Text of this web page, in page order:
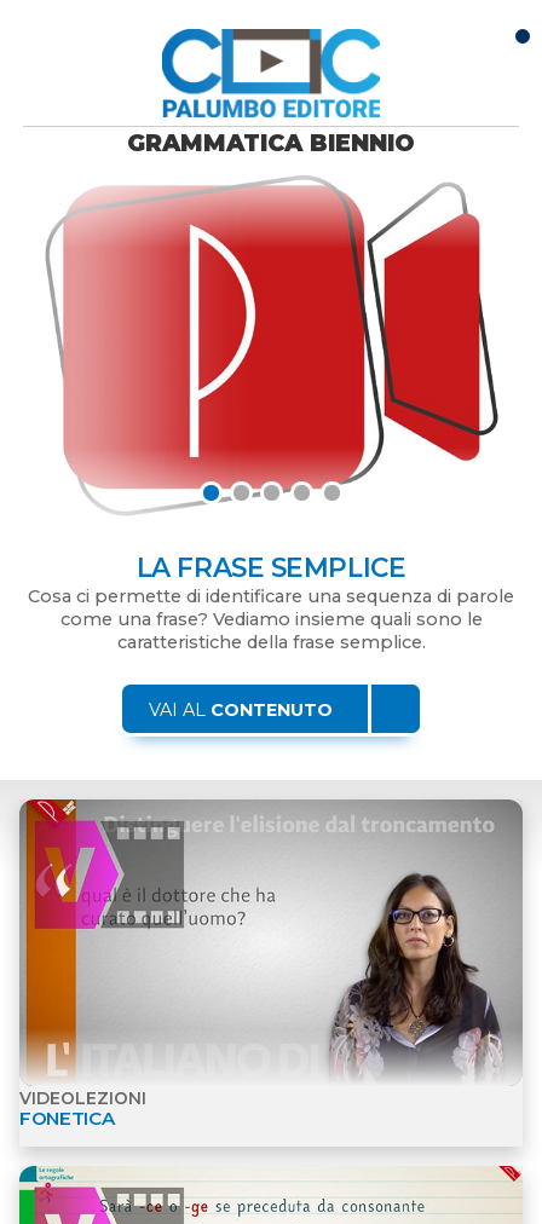
Vai al contenuto principale
GRAMMATICA BIENNIO
SLIDE 1
Riassumiamo i campi di studio della fonetica e della
fonologia e le loro caratteristiche.
VAI ALCONTENUTO
VIDEOLEZIONI
FONETICA
Apri dettagli Videolezioni
Apri dettagli Materiali per l'inclusione -